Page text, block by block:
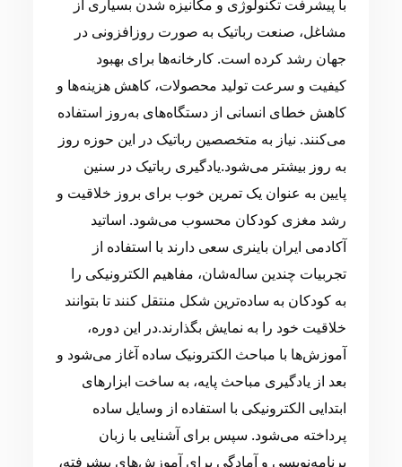
با پیشرفت تکنولوژی و مکانیزه شدن بسیاری از
مشاغل، صنعت رباتیک به صورت روزافزونی در
جهان رشد کرده است. کارخانه‌ها برای بهبود
کیفیت و سرعت تولید محصولات، کاهش هزینه‌ها و
کاهش خطای انسانی از دستگاه‌های به‌روز استفاده
می‌کنند. نیاز به متخصصین رباتیک در این حوزه روز
به روز بیشتر می‌شود.یادگیری رباتیک در سنین
پایین به عنوان یک تمرین خوب برای بروز خلاقیت و
رشد مغزی کودکان محسوب می‌شود. اساتید
آکادمی ایران باینری سعی دارند با استفاده از
تجربیات چندین ساله‌شان، مفاهیم الکترونیکی را
به کودکان به ساده‌ترین شکل منتقل کنند تا بتوانند
خلاقیت خود را به نمایش بگذارند.در این دوره،
آموزش‌ها با مباحث الکترونیک ساده آغاز می‌شود و
بعد از یادگیری مباحث پایه، به ساخت ابزارهای
ابتدایی الکترونیکی با استفاده از وسایل ساده
پرداخته می‌شود. سپس برای آشنایی با زبان
برنامه‌نویسی و آمادگی برای آموزش‌های پیشرفته،